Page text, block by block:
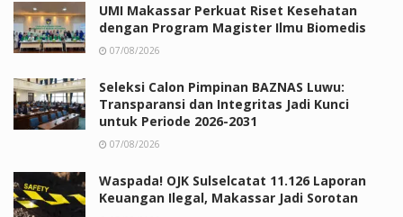
UMI Makassar Perkuat Riset Kesehatan
dengan Program Magister Ilmu Biomedis
07/08/2026
Seleksi Calon Pimpinan BAZNAS Luwu:
Transparansi dan Integritas Jadi Kunci
untuk Periode 2026-2031
07/08/2026
Waspada! OJK Sulselcatat 11.126 Laporan
Keuangan Ilegal, Makassar Jadi Sorotan